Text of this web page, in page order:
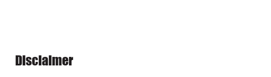
Disclaimer